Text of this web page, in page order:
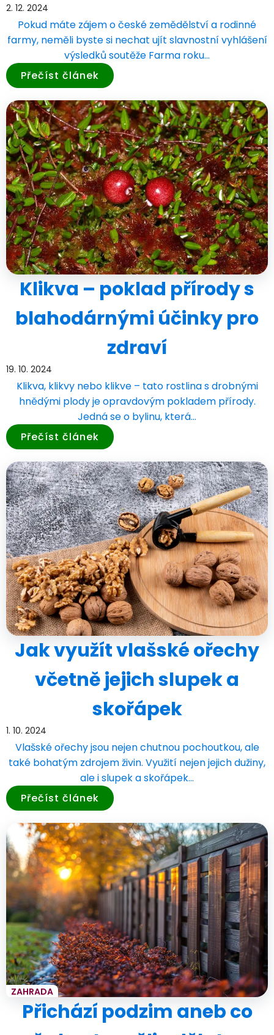
2. 12. 2024
Pokud máte zájem o české zemědělství a rodinné
farmy, neměli byste si nechat ujít slavnostní vyhlášení
výsledků soutěže Farma roku…
Přečíst článek
Klikva – poklad přírody s
blahodárnými účinky pro
zdraví
19. 10. 2024
Klikva, klikvy nebo klikve – tato rostlina s drobnými
hnědými plody je opravdovým pokladem přírody.
Jedná se o bylinu, která…
Přečíst článek
Jak využít vlašské ořechy
včetně jejich slupek a
skořápek
1. 10. 2024
Vlašské ořechy jsou nejen chutnou pochoutkou, ale
také bohatým zdrojem živin. Využití nejen jejich dužiny,
ale i slupek a skořápek…
Přečíst článek
ZAHRADA
Přichází podzim aneb co